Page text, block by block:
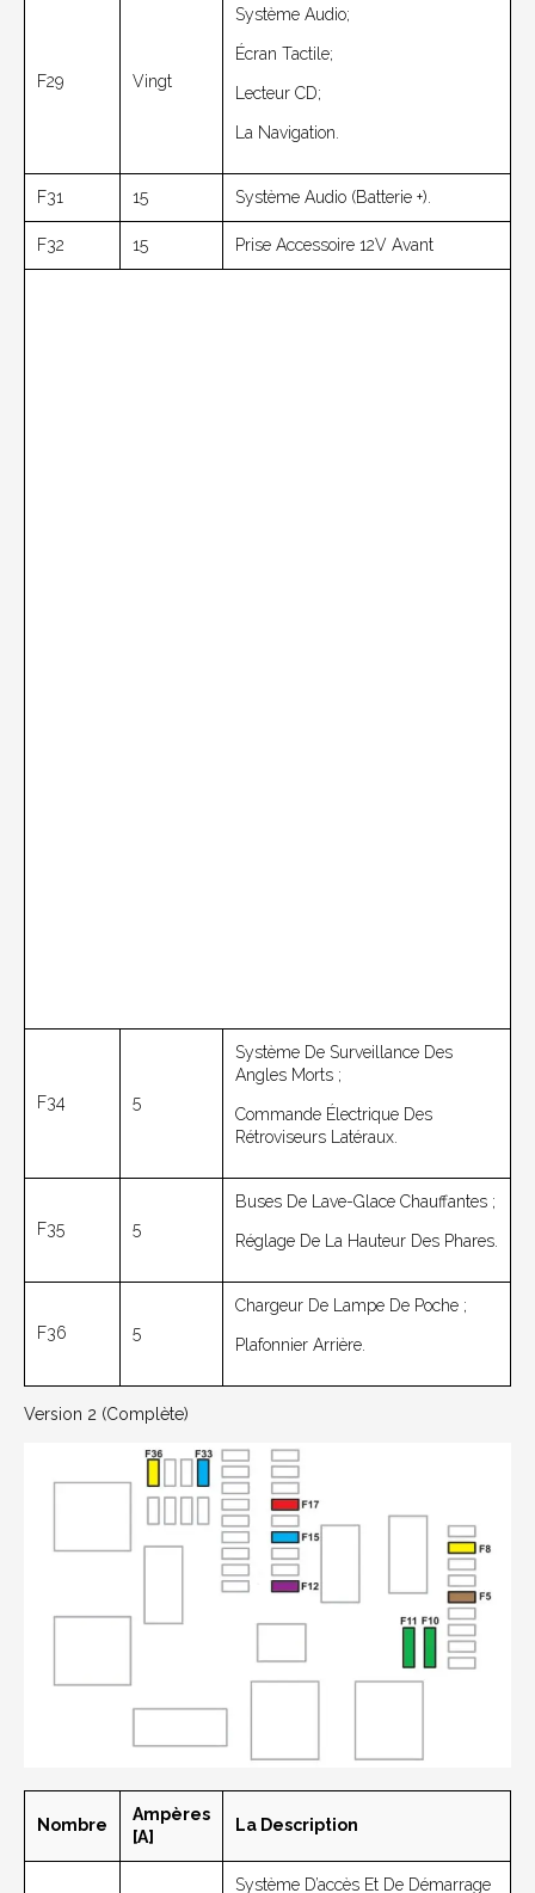
F29 Vingt
Système Audio;
Écran Tactile;
Lecteur CD;
La Navigation.
F31 15 Système Audio (batterie +).
F32 15 Prise Accessoire 12V Avant
F34 5
Système De Surveillance Des
Angles Morts ;
Commande Électrique Des
Rétroviseurs Latéraux.
F35 5
Buses De Lave-Glace Chauffantes ;
Réglage De La Hauteur Des Phares.
F36 5
Chargeur De Lampe De Poche ;
Plafonnier Arrière.
Version 2 (complète)
Nombre
Ampères
[A]
La Description
Système D’accès Et De Démarrage